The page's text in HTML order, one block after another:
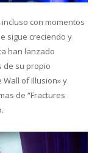
con momentos
sigue creciendo y
han lanzado
de su propio
of Illusion» y
de “Fractures